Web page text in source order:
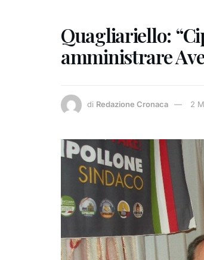
Quagliariello:
amministrare
di Redazione Cronaca 2